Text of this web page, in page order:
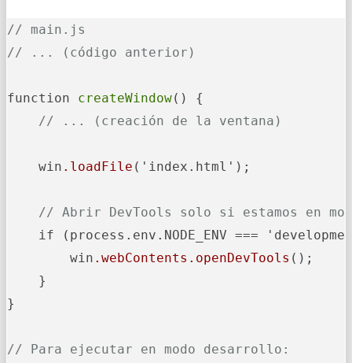
// main.js
// ... (código anterior)
function createWindow() {
// ... (creación de la ventana)
    win
.loadFile ('index.html');
// Abrir DevTools solo si estamos en
if (process.env.NODE_ENV ===
        win
.webContents .openDevTools ();
    }
}
// Para ejecutar en modo desarrollo: